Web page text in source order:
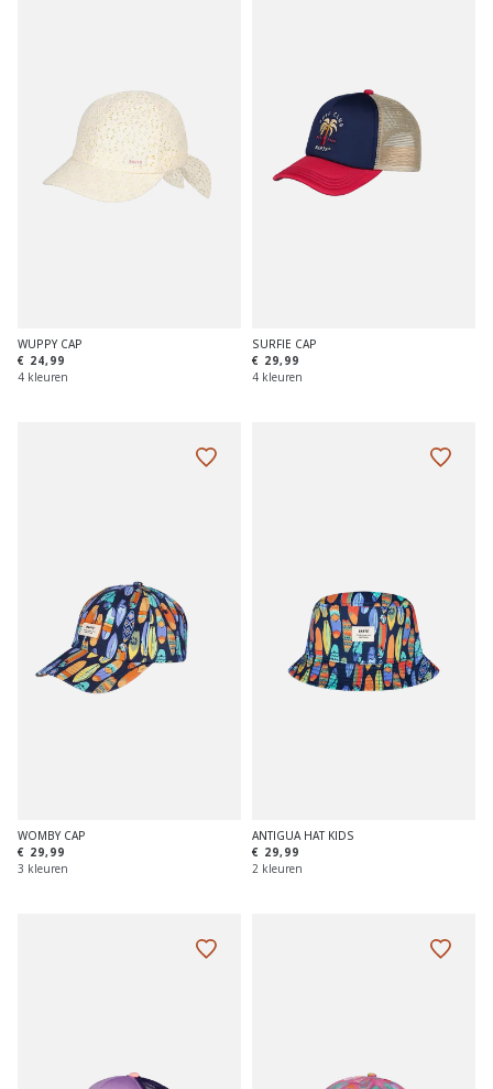
WUPPY CAP
€ 24,99
4 kleuren
SURFIE CAP
€ 29,99
4 kleuren
WOMBY CAP
€ 29,99
3 kleuren
ANTIGUA HAT KIDS
€ 29,99
2 kleuren